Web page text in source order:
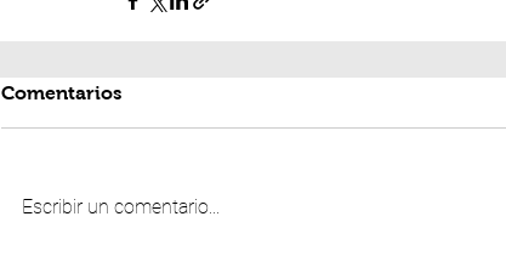
Comentarios
Escribir un comentario...